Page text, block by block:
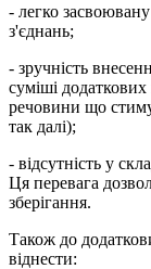
- легко
з'єднань;
- зручність
суміші
речовини що
так далі);
- відсутність у
Ця перевага
зберігання.
Також до
віднести: